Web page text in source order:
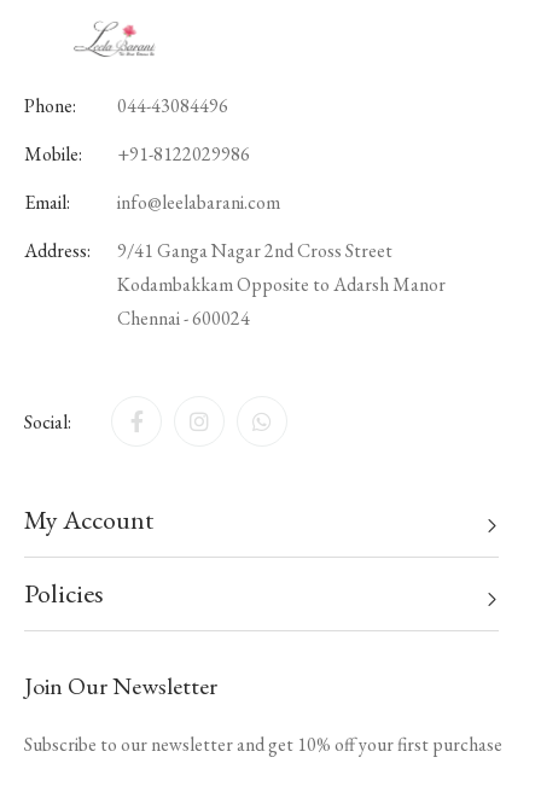
Phone:
044-43084496
Mobile:
+91-8122029986
Email:
info@leelabarani.com
Address:
9/41 Ganga Nagar 2nd Cross Street
Kodambakkam Opposite to Adarsh Manor
Chennai - 600024
Social:
My Account
Policies
Join Our Newsletter
Subscribe to our newsletter and get 10% off your first purchase